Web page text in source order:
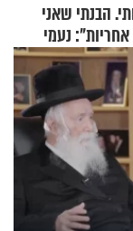
הבנתי שאני
נעמי